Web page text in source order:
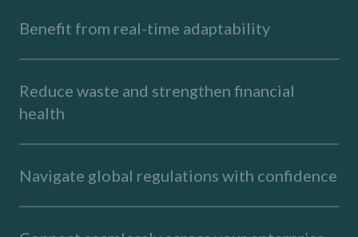
Benefit from real-time adaptability
Reduce waste and strengthen financial
health
Navigate global regulations with confidence